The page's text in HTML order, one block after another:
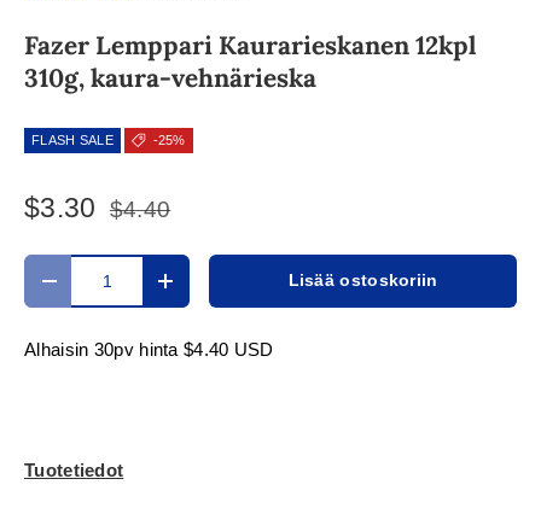
Fazer Lemppari Kaurarieskanen 12kpl
310g, kaura-vehnärieska
FLASH SALE -25%
$3.30 $4.40
Määrä
Translation missing: fi.cart.items.decrease_quantity
Translation missing:Lisää ostoskoriin
Alhaisin 30pv hinta $4.40 USD
Tuotetiedot